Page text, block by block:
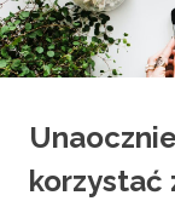
korzystać